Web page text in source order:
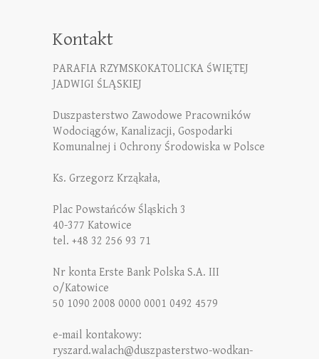
Kontakt
PARAFIA RZYMSKOKATOLICKA ŚWIĘTEJ
JADWIGI ŚLĄSKIEJ
Duszpasterstwo Zawodowe Pracowników
Wodociągów, Kanalizacji, Gospodarki
Komunalnej i Ochrony Środowiska w Polsce
Ks. Grzegorz Krząkała,
Plac Powstańców Śląskich 3
40-377 Katowice
tel. +48 32 256 93 71
Nr konta Erste Bank Polska S.A. III
o/Katowice
50 1090 2008 0000 0001 0492 4579
e-mail kontakowy:
ryszard.walach@duszpasterstwo-wodkan-